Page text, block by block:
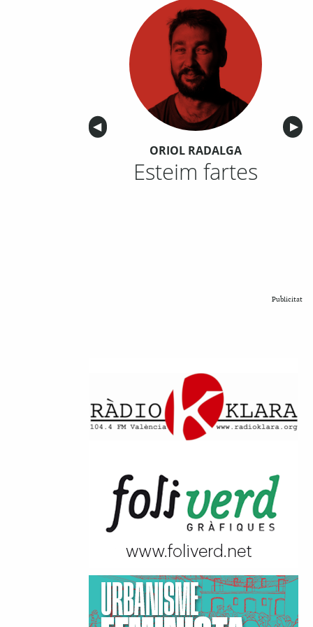
Anterior
◀︎ ▶︎
ORIOL RADALGA
Esteim fartes
Publicitat